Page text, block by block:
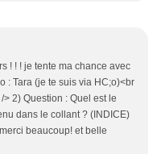
! ! ! je tente ma chance avec
: Tara (je te suis via HC;o)<br
> 2) Question : Quel est le
dans le collant ? (INDICE)
beaucoup! et belle